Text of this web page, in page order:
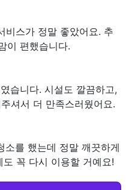
비스가 정말 좋았어요. 추
이 편했습니다.
습니다. 시설도 깔끔하고,
셔서 더 만족스러웠어요.
소를 했는데 정말 깨끗하게
꼭 다시 이용할 거예요!